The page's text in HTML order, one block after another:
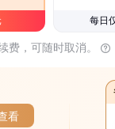
每日
费，可随时取消。
看